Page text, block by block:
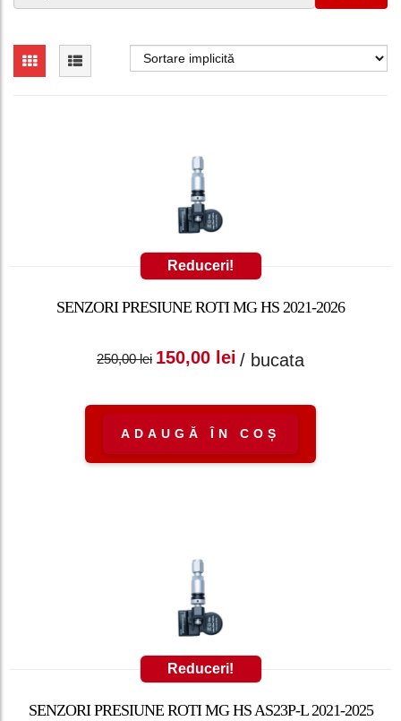
Reduceri!
SENZORI PRESIUNE ROTI MG HS 2021-2026
250,00lei
Prețul inițial a fost:
150,00 lei
Prețul curent
/ bucata
ADAUGĂ ÎN COȘ
Reduceri!
SENZORI PRESIUNE ROTI MG HS AS23P-L 2021-2025